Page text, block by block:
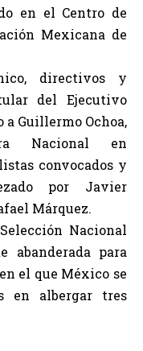
en el Centro de
Mexicana de
directivos y
del Ejecutivo
a Guillermo Ochoa,
Nacional en
convocados y
por Javier
Márquez.
Nacional
abanderada para
el que México se
en albergar tres